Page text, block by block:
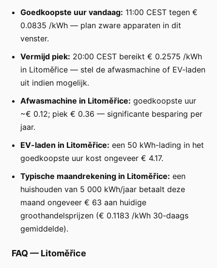
Goedkoopste uur vandaag: 11:00 CEST tegen €
0.0835 /kWh — plan zware apparaten in dit
venster.
Vermijd piek: 20:00 CEST bereikt € 0.2575 /kWh
in Litoměřice — stel de afwasmachine of EV-laden
uit indien mogelijk.
Afwasmachine in Litoměřice: goedkoopste uur
~€ 0.12; piek € 0.36 — significante besparing per
jaar.
EV-laden in Litoměřice: een 50 kWh-lading in het
goedkoopste uur kost ongeveer € 4.17.
Typische maandrekening in Litoměřice: een
huishouden van 5 000 kWh/jaar betaalt deze
maand ongeveer € 63 aan huidige
groothandelsprijzen (€ 0.1183 /kWh 30-daags
gemiddelde).
FAQ — Litoměřice